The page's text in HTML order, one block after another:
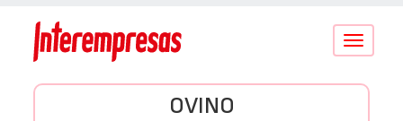
Conmutar
OVINO